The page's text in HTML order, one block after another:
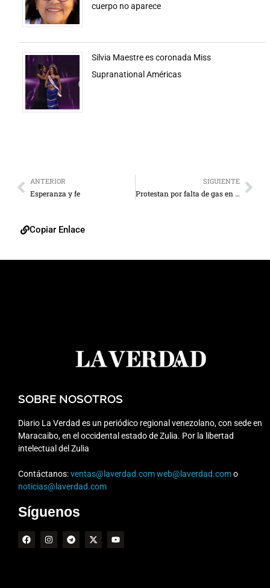
cuerpo no aparece
Silvia Maestre es coronada Miss
Supranational Américas
ANTERIOR
Esperanza y fe
SIGUIENTE
Protestan por falta de gas en la Trasandina de Mérida
Copiar Enlace
SOBRE NOSOTROS
Diario La Verdad es un periódico regional venezolano, con sede en
Maracaibo, en el occidental estado de Zulia. Por la libertad
intelectual del Zulia
Contáctanos:ventas@laverdad.comweb@laverdad.como
noticias@laverdad.com
Síguenos